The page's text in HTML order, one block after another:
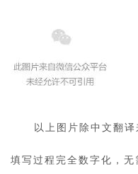
以上图片除中文翻
填写过程完全数字化，无